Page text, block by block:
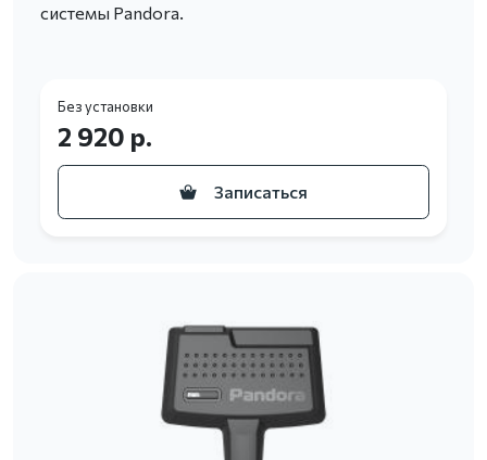
системы Pandora.
Без установки
2 920 р.
Записаться